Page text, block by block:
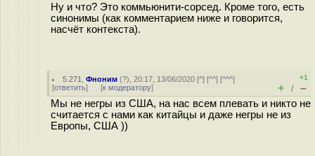
Ну и что? Это коммьюнити-сорсед. Кроме того, есть
синонимы (как комментарием ниже и говорится,
насчёт контекста).
5.271 ,Фноним (?), 20:17, 13/06/2020 [^] [^^] [^^^]
[ответить] [к модератору]
+1
+ / –
Мы не негры из США, на нас всем плевать и никто не
считается с нами как китайцы и даже негры не из
Европы, США ))